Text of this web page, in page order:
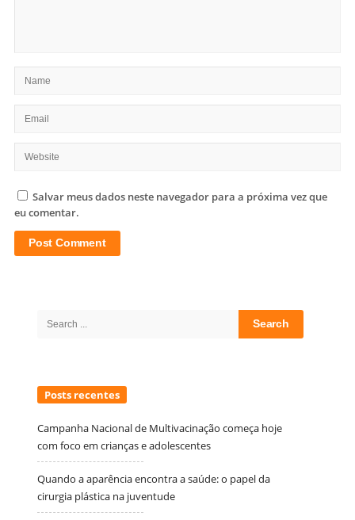
Salvar meus dados neste navegador para a próxima vez que
eu comentar.
Search
Posts recentes
Campanha Nacional de Multivacinação começa hoje
com foco em crianças e adolescentes
Quando a aparência encontra a saúde: o papel da
cirurgia plástica na juventude